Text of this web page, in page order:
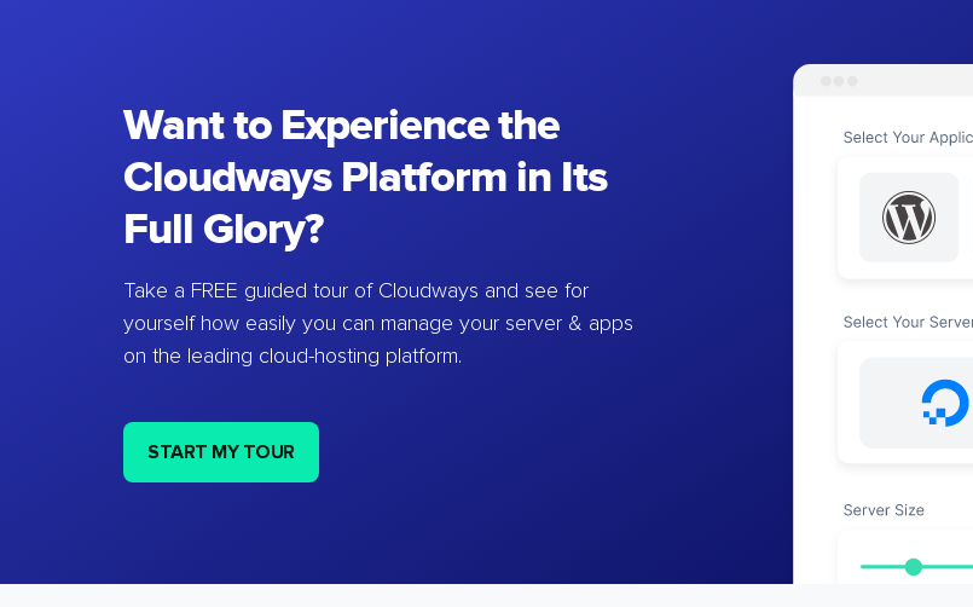
Want to Experience the
Cloudways Platform in Its
Full Glory?
Take a FREE guided tour of Cloudways and see for
yourself how easily you can manage your server & apps
on the leading cloud-hosting platform.
START MY TOUR